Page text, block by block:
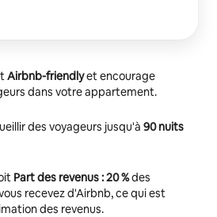
Airbnb-friendlyet encourage
dans votre appartement.
des voyageurs jusqu'à 90 nuits
Part des revenus : 20 %des
recevez d'Airbnb, ce qui est
des revenus.